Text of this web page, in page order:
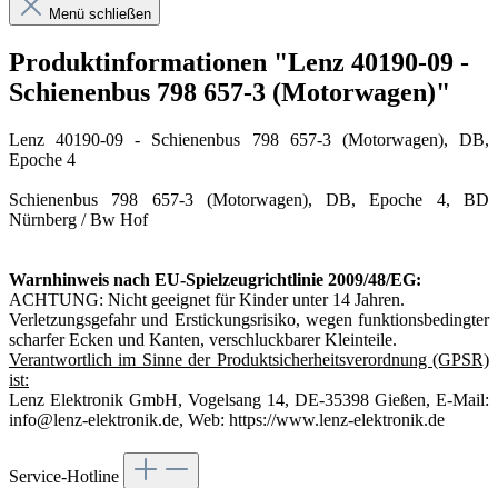
Menü schließen
Produktinformationen "Lenz 40190-09 -
Schienenbus 798 657-3 (Motorwagen)"
Lenz 40190-09 - Schienenbus 798 657-3 (Motorwagen), DB,
Epoche 4
Schienenbus 798 657-3 (Motorwagen), DB, Epoche 4, BD
Nürnberg / Bw Hof
Warnhinweis nach EU-Spielzeugrichtlinie 2009/48/EG:
ACHTUNG: Nicht geeignet für Kinder unter 14 Jahren.
Verletzungsgefahr und Erstickungsrisiko, wegen funktionsbedingter
scharfer Ecken und Kanten, verschluckbarer Kleinteile.
Verantwortlich im Sinne der Produktsicherheitsverordnung (GPSR)
ist:
Lenz Elektronik GmbH, Vogelsang 14, DE-35398 Gießen, E-Mail:
info@lenz-elektronik.de, Web: https://www.lenz-elektronik.de
Service-Hotline